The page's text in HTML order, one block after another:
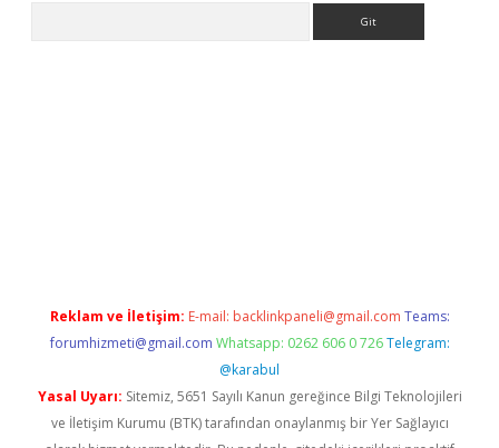
Reklam ve İletişim: E-mail: backlinkpaneli@gmail.com Teams:
forumhizmeti@gmail.com Whatsapp: 0262 606 0 726 Telegram:
@karabul
Yasal Uyarı: Sitemiz, 5651 Sayılı Kanun gereğince Bilgi Teknolojileri
ve İletişim Kurumu (BTK) tarafından onaylanmış bir Yer Sağlayıcı